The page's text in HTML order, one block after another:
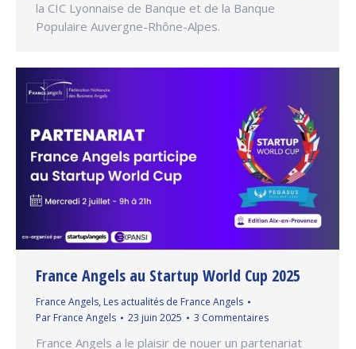
la CIC Lyonnaise de Banque et de la Banque
Populaire Auvergne-Rhône-Alpes.
France Angels au Startup World Cup 2025
France Angels, Les actualités de France Angels
Par France Angels 23 juin 2025 3 Commentaires
France Angels a le plaisir de nouer un partenariat